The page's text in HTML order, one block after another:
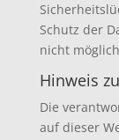
Schutz der
nicht
Hinweis
Die
auf dieser